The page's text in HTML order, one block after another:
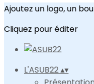
Ajoutez un logo, un
Cliquez pour éditer
L'ASUB22▴▾